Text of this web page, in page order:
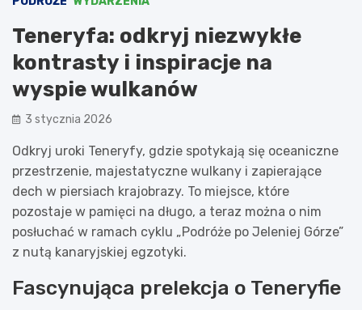
Teneryfa: odkryj niezwykłe
kontrasty i inspiracje na
wyspie wulkanów
3 stycznia 2026
Odkryj uroki Teneryfy, gdzie spotykają się oceaniczne
przestrzenie, majestatyczne wulkany i zapierające
dech w piersiach krajobrazy. To miejsce, które
pozostaje w pamięci na długo, a teraz można o nim
posłuchać w ramach cyklu „Podróże po Jeleniej Górze”
z nutą kanaryjskiej egzotyki.
Fascynująca prelekcja o Teneryfie